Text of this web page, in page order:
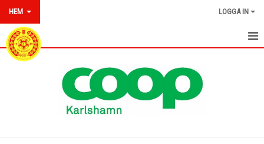
HEM LOGGA IN
HEM
OM KARLSHAMNS HF